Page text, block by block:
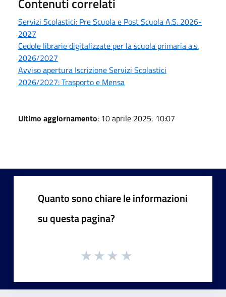
Servizi Scolastici: Pre Scuola e Post Scuola A.S. 2026-
2027
Cedole librarie digitalizzate per la scuola primaria a.s.
2026/2027
Avviso apertura Iscrizione Servizi Scolastici
2026/2027: Trasporto e Mensa
Ultimo aggiornamento: 10 aprile 2025, 10:07
Quanto sono chiare le informazioni
su questa pagina?